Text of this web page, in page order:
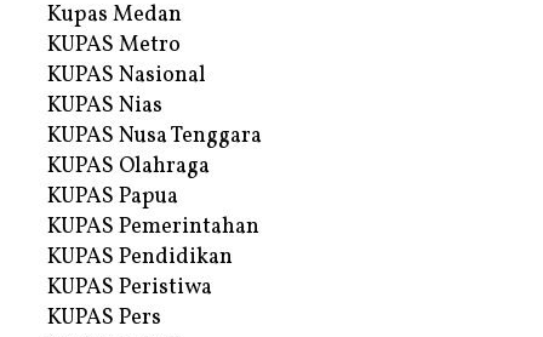
Kupas Medan
KUPAS Metro
KUPAS Nasional
KUPAS Nias
KUPAS Nusa Tenggara
KUPAS Olahraga
KUPAS Papua
KUPAS Pemerintahan
KUPAS Pendidikan
KUPAS Peristiwa
KUPAS Pers